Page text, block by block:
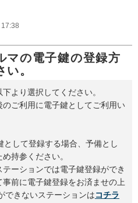
マの電子鍵の登録方
。
より選択してください。
ご利用に電子鍵としてご利用い
して登録する場合、予備とし
持参ください。
ーションでは電子鍵登録ができ
前に電子鍵登録をお済ませの上
できないステーションはコチラ